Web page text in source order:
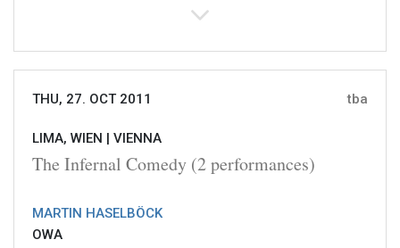
THU, 27. OCT 2011 tba
LIMA, WIEN | VIENNA
The Infernal Comedy (2 performances)
MARTIN HASELBÖCK
OWA